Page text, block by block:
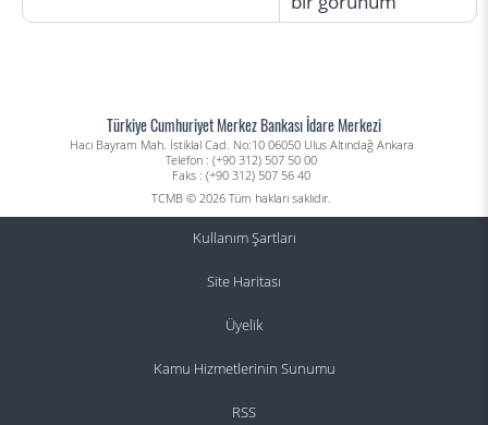
Türkiye Cumhuriyet Merkez Bankası İdare Merkezi
Hacı Bayram Mah. İstiklal Cad. No:10 06050 Ulus Altındağ Ankara
Telefon : (+90 312) 507 50 00
Faks : (+90 312) 507 56 40
TCMB © 2026 Tüm hakları saklıdır.
Kullanım Şartları
Site Haritası
Üyelik
Kamu Hizmetlerinin Sunumu
RSS